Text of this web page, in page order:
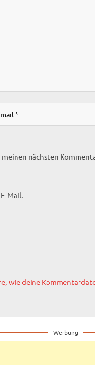
nächsten
Mail.
wie deine
Werbung